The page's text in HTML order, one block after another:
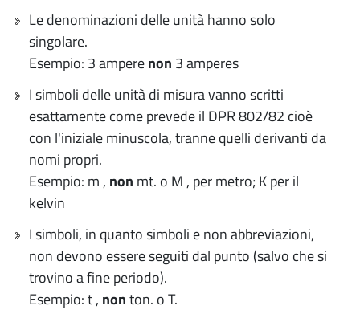
Le denominazioni delle unità hanno solo
singolare.
Esempio: 3 amperenon 3 amperes
I simboli delle unità di misura vanno scritti
esattamente come prevede il DPR 802/82 cioè
con l'iniziale minuscola, tranne quelli derivanti da
nomi propri.
Esempio: m , non mt. o M , per metro; K per il
kelvin
I simboli, in quanto simboli e non abbreviazioni,
non devono essere seguiti dal punto (salvo che si
trovino a fine periodo).
Esempio: t , nonton. o T.